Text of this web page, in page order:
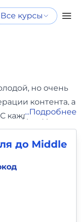
Все курсы
но очень
контента, а
каждым днём он
авторов,
Дзен
от
проверенных
Подробнее
до Middle